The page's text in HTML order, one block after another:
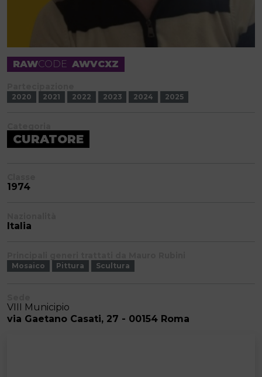
RAWCODE AWVCXZ
2020 2021 2022 2023 2024 2025
CURATORE
1974
Italia
Mosaico Pittura Scultura
VIII Municipio
via Gaetano Casati, 27 - 00154 Roma